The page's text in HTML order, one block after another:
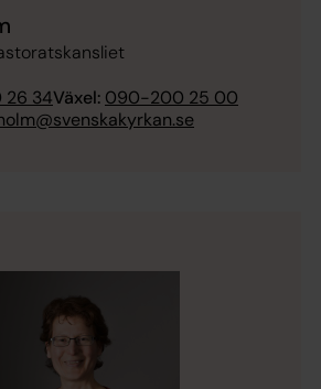
34Växel: 090-200 25 00